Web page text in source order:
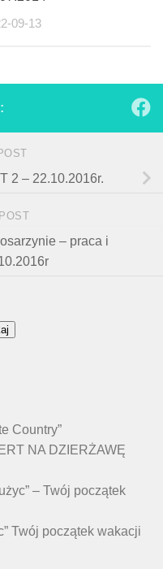
09-13
2 – 22.10.2016r.
– praca i
Country”
NA DZIERŻAWĘ
– Twój początek
Twój początek wakacji